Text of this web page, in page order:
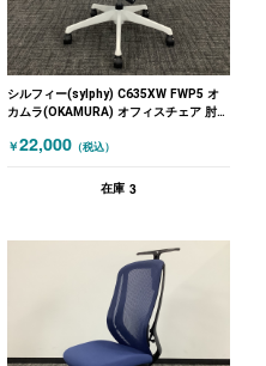
シルフィー(sylphy) C635XW FWP5 オ
カムラ(OKAMURA) オフィスチェア 肘無
￥22,000 （税込）
在庫 3